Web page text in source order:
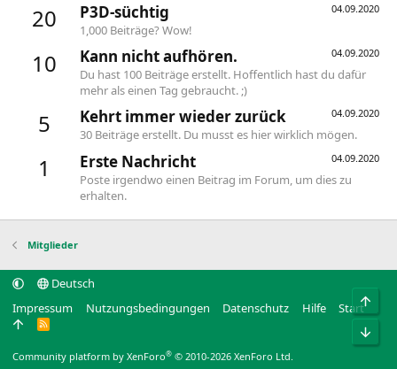
20 04.09.2020
P3D-süchtig
1,000 Beiträge? Wow!
10 04.09.2020
Kann nicht aufhören.
Du hast 100 Beiträge erstellt. Hoffentlich hast du dafür
mehr als einen Tag gebraucht. ;)
5 04.09.2020
Kehrt immer wieder zurück
30 Beiträge erstellt. Du musst es hier wirklich mögen.
1 04.09.2020
Erste Nachricht
Poste irgendwo einen Beitrag im Forum, um dies zu
erhalten.
Mitglieder
Deutsch
Impressum
Nutzungsbedingungen Datenschutz Hilfe Start
R
Community platform by XenForo® © 2010-2026 XenForo Ltd.